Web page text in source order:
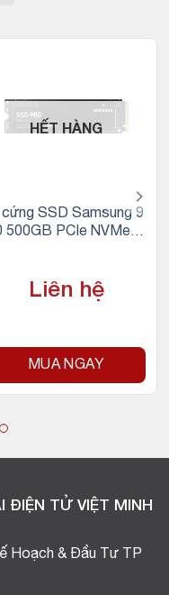
HẾT HÀNG
SSD Samsung 9
500GB PCIe NVMe 3.
Liên hệ
MUA NGAY
ĐIỆN TỬ VIỆT MINH
Hoạch & Đầu Tư TP